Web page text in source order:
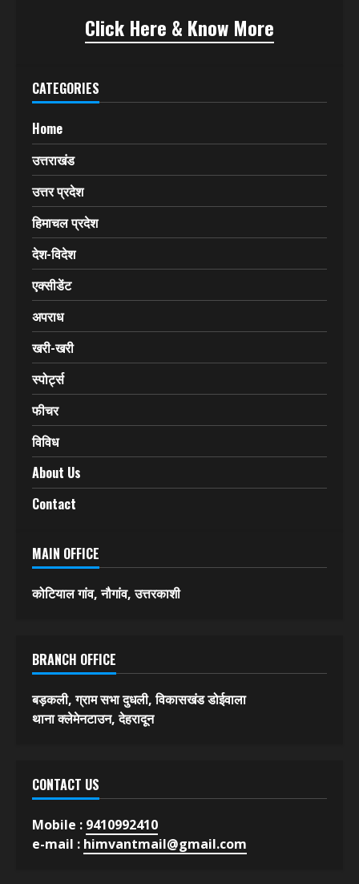
Click Here & Know More
CATEGORIES
Home
उत्तराखंड
उत्तर प्रदेश
हिमाचल प्रदेश
देश-विदेश
एक्सीडेंट
अपराध
खरी-खरी
स्पोर्ट्स
फीचर
विविध
About Us
Contact
MAIN OFFICE
कोटियाल गांव, नौगांव, उत्तरकाशी
BRANCH OFFICE
बड़कली, ग्राम सभा दुधली, विकासखंड डोईवाला
थाना क्लेमेनटाउन, देहरादून
CONTACT US
Mobile : 9410992410
e-mail : himvantmail@gmail.com